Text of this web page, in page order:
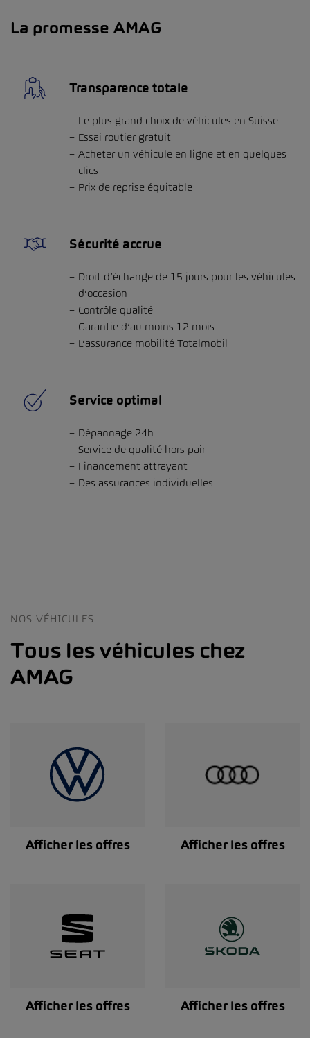
La promesse AMAG
Transparence totale
Le plus grand choix de véhicules en Suisse
Essai routier gratuit
Acheter un véhicule en ligne et en quelques
clics
Prix de reprise équitable
Sécurité accrue
Droit d’échange de 15 jours pour les véhicules
d’occasion
Contrôle qualité
Garantie d’au moins 12 mois
L’assurance mobilité Totalmobil
Service optimal
Dépannage 24h
Service de qualité hors pair
Financement attrayant
Des assurances individuelles
NOS VÉHICULES
Tous les véhicules chez
AMAG
Afficher les offres Afficher les offres
Afficher les offres Afficher les offres